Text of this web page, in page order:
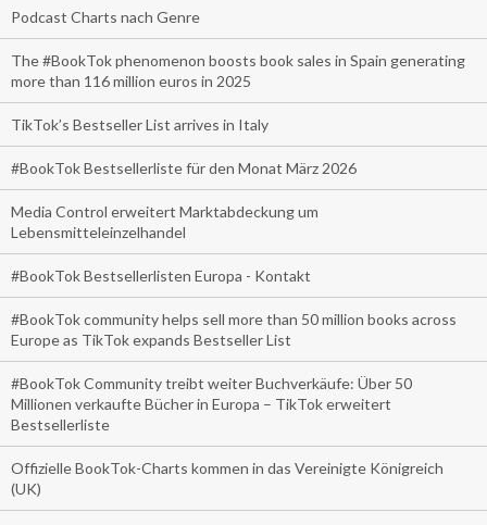
Podcast Charts nach Genre
The #BookTok phenomenon boosts book sales in Spain generating
more than 116 million euros in 2025
TikTok’s Bestseller List arrives in Italy
#BookTok Bestsellerliste für den Monat März 2026
Media Control erweitert Marktabdeckung um
Lebensmitteleinzelhandel
#BookTok Bestsellerlisten Europa - Kontakt
#BookTok community helps sell more than 50 million books across
Europe as TikTok expands Bestseller List
#BookTok Community treibt weiter Buchverkäufe: Über 50
Millionen verkaufte Bücher in Europa – TikTok erweitert
Bestsellerliste
Offizielle BookTok-Charts kommen in das Vereinigte Königreich
(UK)